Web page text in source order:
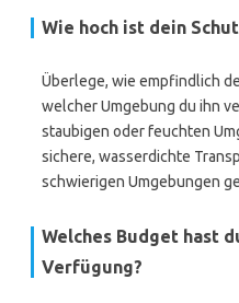
Wie hoch ist dein
Überlege, wie empfindlich
welcher Umgebung du ihn
staubigen oder feuchten
sichere, wasserdichte
schwierigen Umgebungen
Welches Budget hast
Verfügung?